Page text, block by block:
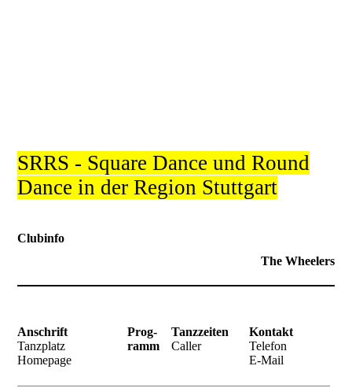
SRRS - Square Dance und Round
Dance in der Region Stuttgart
Clubinfo
The Wheelers
Anschrift
Tanzplatz
Homepage
Prog-
ramm
Tanzzeiten
Caller
Kontakt
Telefon
E-Mail